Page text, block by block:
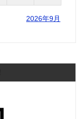
2026年9月